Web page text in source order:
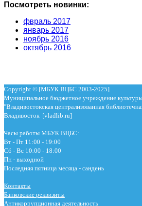
Посмотреть новинки:
фвраль 2017
январь 2017
ноябрь 2016
октябрь 2016
Copyright © [МБУК ВЦБС 2003-2025]
Муниципальное бюджетное учреждение
"Владивостокская централизованная
Владивосток [vladlib.ru]
Часы работы МБУК ВЦБС:
Вт - Пт 11:00 - 19:00
Сб - Вс 10:00 - 18:00
Пн - выходной
Последняя пятница месяца - сандень
Контакты
Банковские реквизиты
Антикоррупционная деятельность